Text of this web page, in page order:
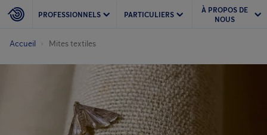
PROFESSIONNELS PARTICULIERS
À PROPOS DE
NOUS
Accueil Mites textiles